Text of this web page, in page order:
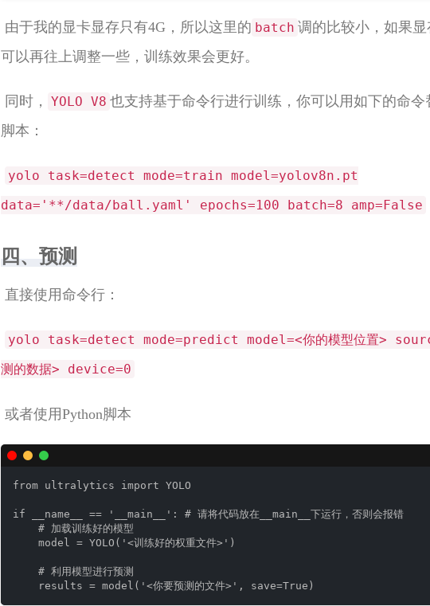
​ 由于我的显卡显存只有4G，所以这里的 batch 调的比较小，如果
可以再往上调整一些，训练效果会更好。
​ 同时， YOLO V8 也支持基于命令行进行训练，你可以用如下的命令
脚本：
yolo task=detect mode=train model=yolov8n.pt
data='**/data/ball.yaml' epochs=100 batch=8 amp=False
四、预测
​ 直接使用命令行：
yolo task=detect mode=predict model=<你的模型位置>
测的数据> device=0
​ 或者使用Python脚本
from ultralytics import YOLO
if __name__ == '__main__': # 请将代码放在__main__下运行，否则会报错
    # 加载训练好的模型
    model = YOLO('<训练好的权重文件>')
    # 利用模型进行预测
    results = model('<你要预测的文件>', save=True)